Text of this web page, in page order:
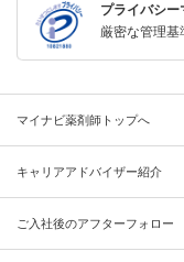
プライバシ
厳密な管理基
マイナビ薬剤師トップへ
キャリアアドバイザー紹介
ご入社後のアフターフォロー